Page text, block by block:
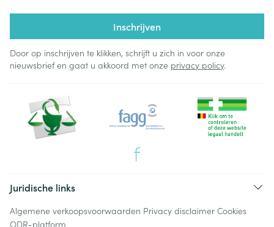
Inschrijven
Door op inschrijven te klikken, schrijft u zich in voor onze
nieuwsbrief en gaat u akkoord met onze privacy policy.
Juridische links
Algemene verkoopsvoorwaarden Privacy disclaimer Cookies
ODR-platform